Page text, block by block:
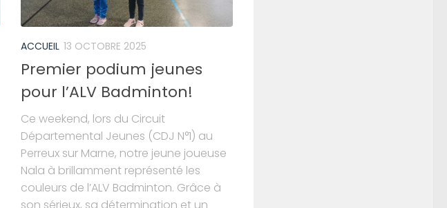
ACCUEIL 13 OCTOBRE 2025
Premier podium jeunes
pour l’ALV Badminton!
Ce weekend, lors du Circuit
Départemental Jeunes (CDJ N°1) au
Perreux sur Marne, notre jeune joueuse
Nala à brillamment représenté les
couleurs de l’ALV Badminton. Grâce à
son sérieux, sa détermination et un